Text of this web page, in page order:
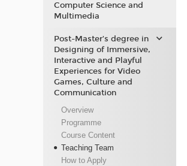
Computer Science and
Multimedia
Post-Master’s degree in
Designing of Immersive,
Interactive and Playful
Experiences for Video
Games, Culture and
Communication
Overview
Programme
Course Content
Teaching Team
How to Apply